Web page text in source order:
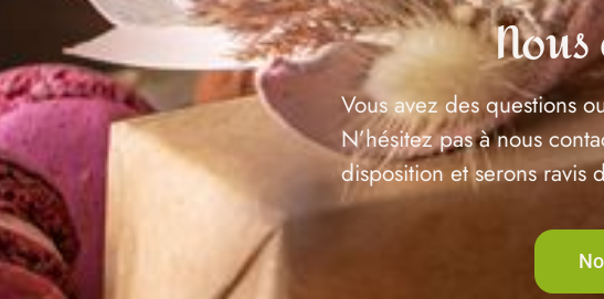
Vous avez des questions
N’hésitez pas à nous
disposition et serons ravis